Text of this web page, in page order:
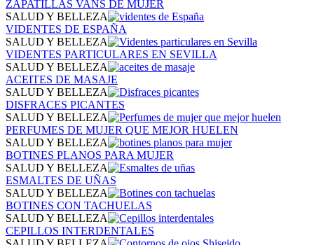
ZAPATILLAS VANS DE MUJER
SALUD Y BELLEZA
VIDENTES DE ESPAÑA
SALUD Y BELLEZA
VIDENTES PARTICULARES EN SEVILLA
SALUD Y BELLEZA
ACEITES DE MASAJE
SALUD Y BELLEZA
DISFRACES PICANTES
SALUD Y BELLEZA
PERFUMES DE MUJER QUE MEJOR HUELEN
SALUD Y BELLEZA
BOTINES PLANOS PARA MUJER
SALUD Y BELLEZA
ESMALTES DE UÑAS
SALUD Y BELLEZA
BOTINES CON TACHUELAS
SALUD Y BELLEZA
CEPILLOS INTERDENTALES